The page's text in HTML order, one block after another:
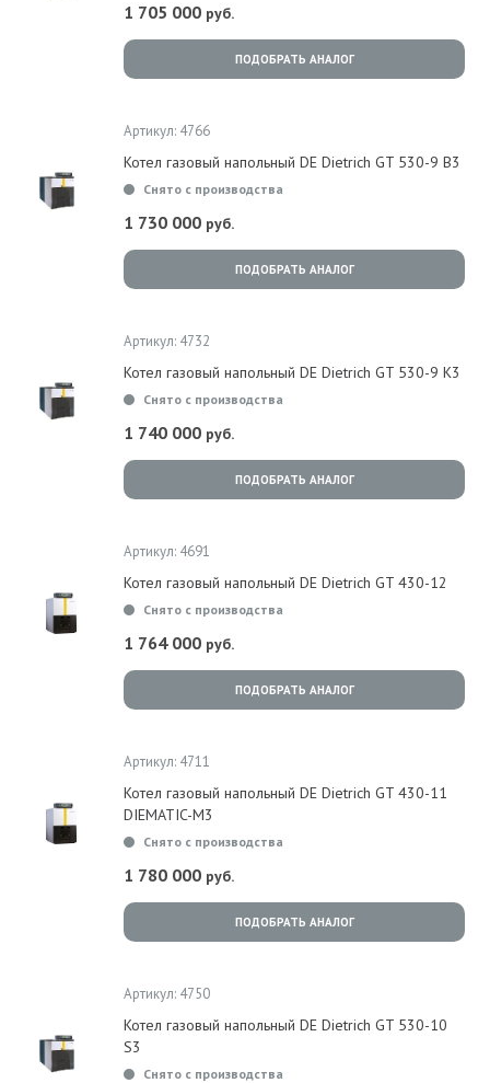
1 705 000 руб.
ПОДОБРАТЬ АНАЛОГ
Артикул: 4766
Котел газовый напольный DE Dietrich GT 530-9 B3
Снято с производства
1 730 000 руб.
ПОДОБРАТЬ АНАЛОГ
Артикул: 4732
Котел газовый напольный DE Dietrich GT 530-9 K3
Снято с производства
1 740 000 руб.
ПОДОБРАТЬ АНАЛОГ
Артикул: 4691
Котел газовый напольный DE Dietrich GT 430-12
Снято с производства
1 764 000 руб.
ПОДОБРАТЬ АНАЛОГ
Артикул: 4711
Котел газовый напольный DE Dietrich GT 430-11
DIEMATIC-M3
Снято с производства
1 780 000 руб.
ПОДОБРАТЬ АНАЛОГ
Артикул: 4750
Котел газовый напольный DE Dietrich GT 530-10
S3
Снято с производства